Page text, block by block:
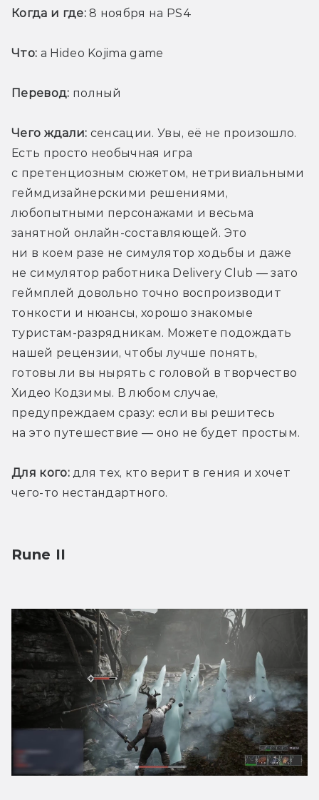
Когда и где: 8 ноября на PS4
Что: a Hideo Kojima game
Перевод: полный
Чего ждали: сенсации. Увы, её не произошло.
Есть просто необычная игра
с претенциозным сюжетом, нетривиальными
геймдизайнерскими решениями,
любопытными персонажами и весьма
занятной онлайн-составляющей. Это
ни в коем разе не симулятор ходьбы и даже
не симулятор работника Delivery Club — зато
геймплей довольно точно воспроизводит
тонкости и нюансы, хорошо знакомые
туристам-разрядникам. Можете подождать
нашей рецензии, чтобы лучше понять,
готовы ли вы нырять с головой в творчество
Хидео Кодзимы. В любом случае,
предупреждаем сразу: если вы решитесь
на это путешествие — оно не будет простым.
Для кого: для тех, кто верит в гения и хочет
чего-то нестандартного.
Rune II